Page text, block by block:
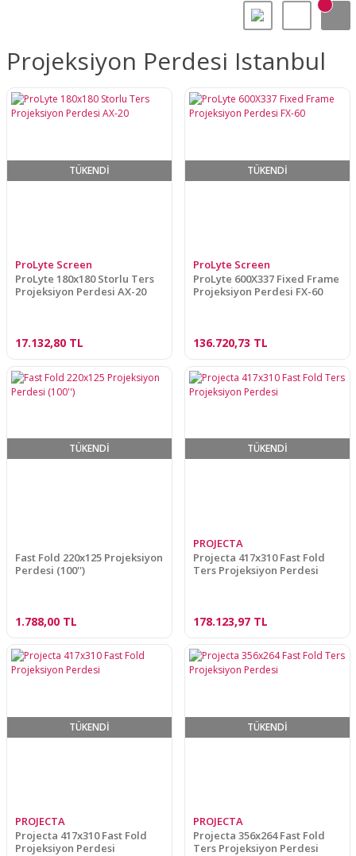
Projeksiyon Perdesi Istanbul
TÜKENDİ
ProLyte Screen
ProLyte 180x180 Storlu Ters
Projeksiyon Perdesi AX-20
17.132,80 TL
TÜKENDİ
ProLyte Screen
ProLyte 600X337 Fixed Frame
Projeksiyon Perdesi FX-60
136.720,73 TL
TÜKENDİ
Fast Fold 220x125 Projeksiyon
Perdesi (100'')
1.788,00 TL
TÜKENDİ
PROJECTA
Projecta 417x310 Fast Fold
Ters Projeksiyon Perdesi
178.123,97 TL
TÜKENDİ
PROJECTA
Projecta 417x310 Fast Fold
Projeksiyon Perdesi
TÜKENDİ
PROJECTA
Projecta 356x264 Fast Fold
Ters Projeksiyon Perdesi